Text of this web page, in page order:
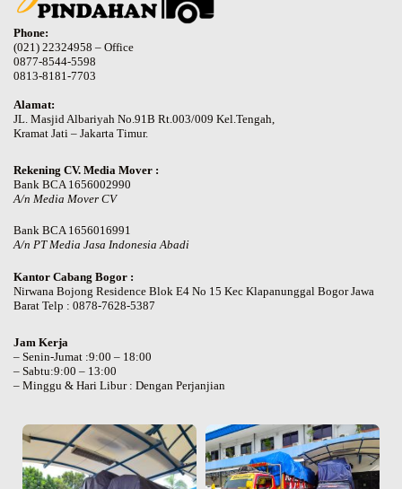
Phone:
(021) 22324958 – Office
0877-8544-5598
0813-8181-7703
Alamat:
JL. Masjid Albariyah No.91B Rt.003/009 Kel.Tengah,
Kramat Jati – Jakarta Timur.
Rekening CV. Media Mover :
Bank BCA 1656002990
A/n Media Mover CV
Bank BCA 1656016991
A/n PT Media Jasa Indonesia Abadi
Kantor Cabang Bogor :
Nirwana Bojong Residence Blok E4 No 15 Kec Klapanunggal Bogor Jawa
Barat Telp : 0878-7628-5387
Jam Kerja
– Senin-Jumat :9:00 – 18:00
– Sabtu:9:00 – 13:00
– Minggu & Hari Libur : Dengan Perjanjian